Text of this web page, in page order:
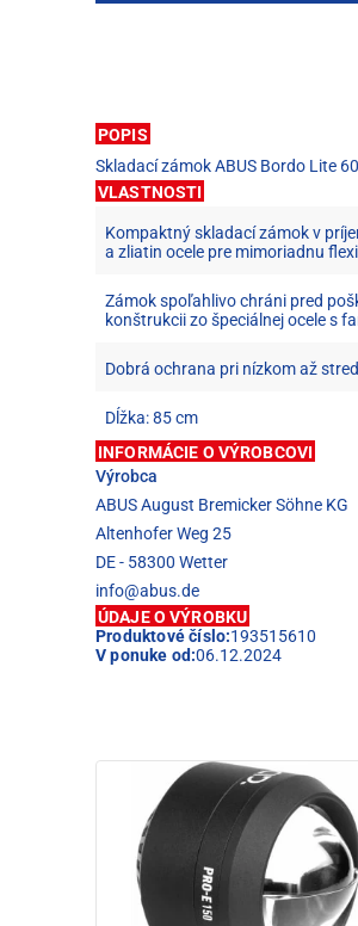
POPIS
Skladací zámok ABUS Bordo Lite
VLASTNOSTI
Kompaktný skladací zámok v
a zliatin ocele pre mimoriadnu
Zámok spoľahlivo chráni pred
konštrukcii zo špeciálnej ocele s
Dobrá ochrana pri nízkom až
Dĺžka: 85 cm
INFORMÁCIE O VÝROBCOVI
Výrobca
ABUS August Bremicker Söhne KG
Altenhofer Weg 25
DE - 58300 Wetter
info@abus.de
ÚDAJE O VÝROBKU
Produktové číslo:193515610
V ponuke od:06.12.2024